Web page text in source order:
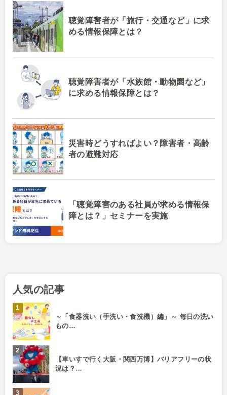
聴覚障害者が「旅行・交通など」に求
める情報保障とは？
聴覚障害者が「水族館・動物園など」
に求める情報保障とは？
災害時どうすればよい？障害者・高齢
者の避難対応
「聴覚障害のある社員が求める情報保
障とは？」セミナーを実施
人気の記事
～「食器洗い（手洗い・食洗機）編」～ 毎日の洗い
もの…
【車いすで行く大阪・関西万博】バリアフリーの状
況は？…